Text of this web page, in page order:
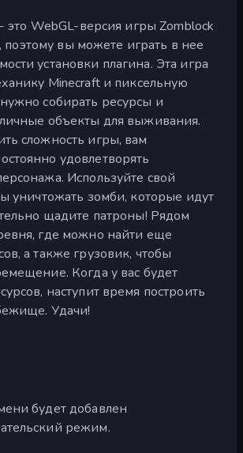
это WebGL-версия игры Zomblock
поэтому вы можете играть в нее
установки плагина. Эта игра
Minecraft и пиксельную
собирать ресурсы и
объекты для выживания.
сложность игры, вам
удовлетворять
Используйте свой
уничтожать зомби, которые идут
щадите патроны! Рядом
где можно найти еще
а также грузовик, чтобы
Когда у вас будет
наступит время построить
Удачи!
будет добавлен
режим.